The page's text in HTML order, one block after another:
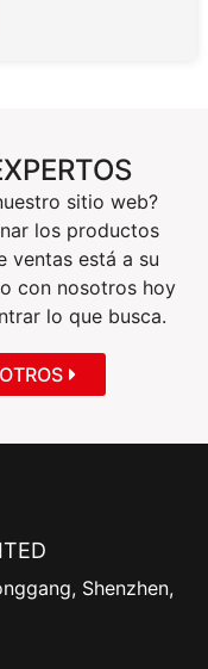
sitio web?
los productos
ventas está a su
con nosotros hoy
lo que busca.
Shenzhen,